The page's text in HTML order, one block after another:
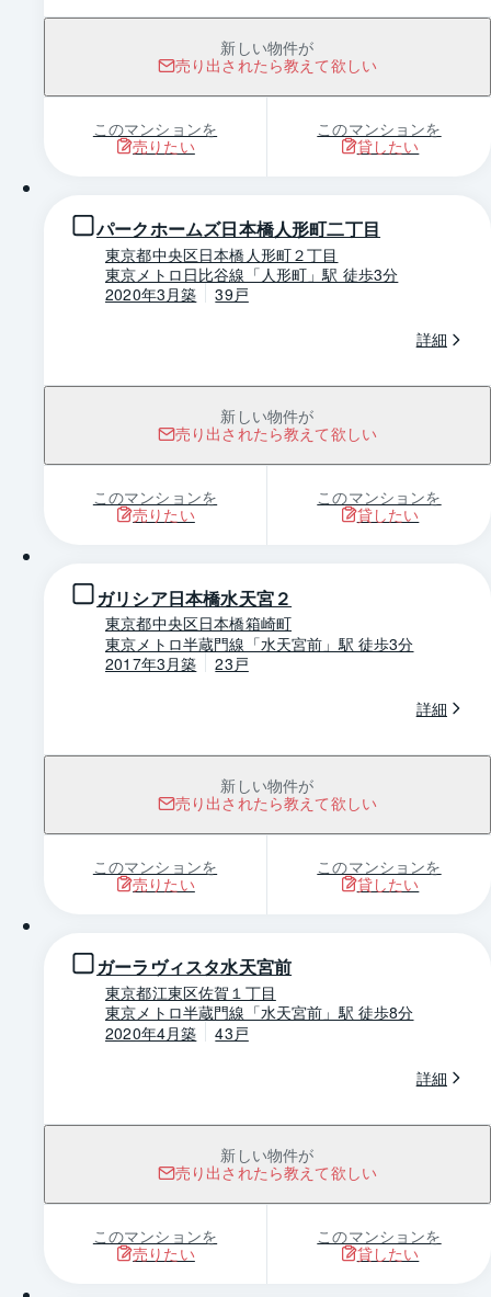
新しい物件が
売り出されたら教えて欲しい
このマンションを
売りたい
このマンションを
貸したい
パークホームズ日本橋人形町二丁目
東京都中央区日本橋人形町２丁目
東京メトロ日比谷線「人形町」駅 徒歩3分
2020年3月築
39戸
詳細
新しい物件が
売り出されたら教えて欲しい
このマンションを
売りたい
このマンションを
貸したい
ガリシア日本橋水天宮２
東京都中央区日本橋箱崎町
東京メトロ半蔵門線「水天宮前」駅 徒歩3分
2017年3月築
23戸
詳細
新しい物件が
売り出されたら教えて欲しい
このマンションを
売りたい
このマンションを
貸したい
ガーラヴィスタ水天宮前
東京都江東区佐賀１丁目
東京メトロ半蔵門線「水天宮前」駅 徒歩8分
2020年4月築
43戸
詳細
新しい物件が
売り出されたら教えて欲しい
このマンションを
売りたい
このマンションを
貸したい